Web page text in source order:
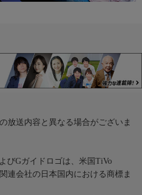
放送内容と異なる場合がございま
びGガイドロゴは、米国TiVo
連会社の日本国内における商標ま